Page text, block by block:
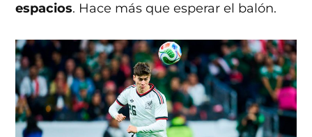
espacios. Hace más que esperar el balón.